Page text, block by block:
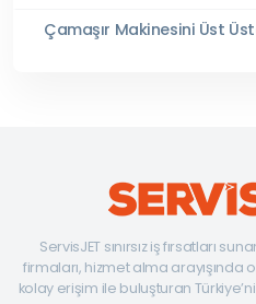
Çamaşır Makinesini Üst
ServisJET sınırsız iş fırsatları
firmaları, hizmet alma arayışında
kolay erişim ile buluşturan